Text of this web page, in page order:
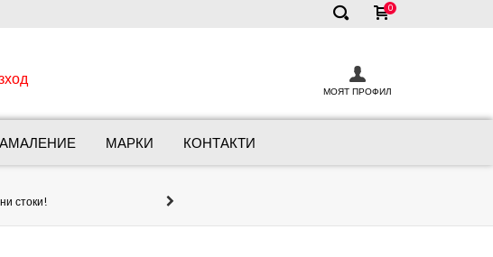
✕
0
МОЯТ ПРОФИЛ
МАРКИ КОНТАКТИ
стоки!